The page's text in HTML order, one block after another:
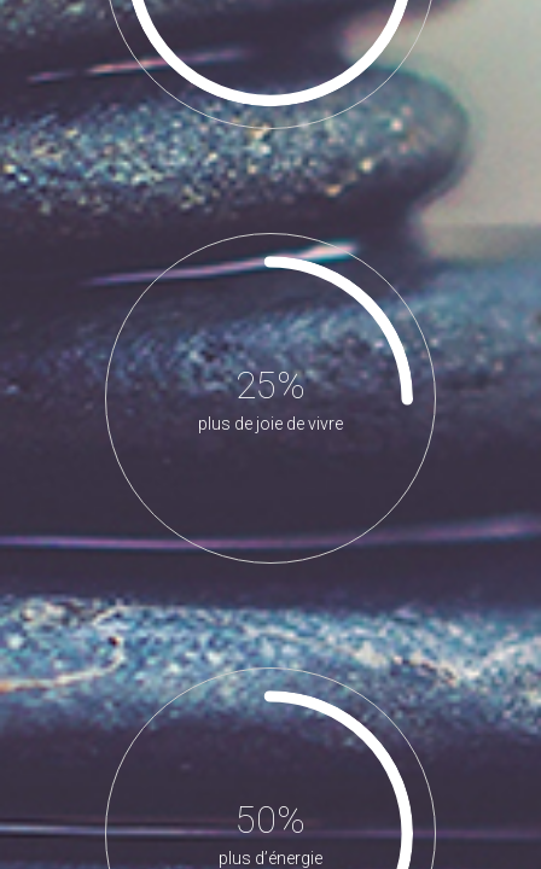
25%
plus de joie de vivre
50%
plus d’énergie